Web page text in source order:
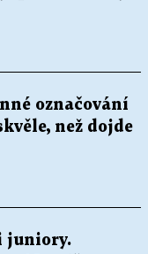
označování
než dojde
juniory.